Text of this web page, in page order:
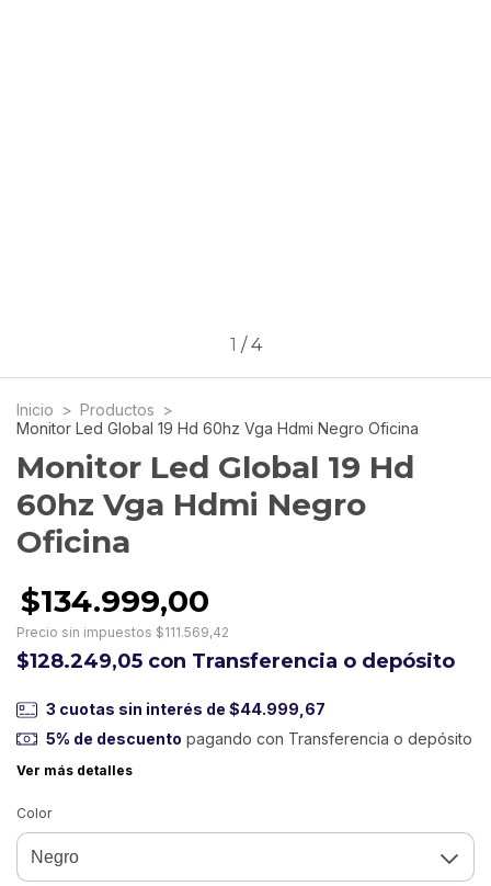
1 /4
Inicio > Productos >
Monitor Led Global 19 Hd 60hz Vga Hdmi Negro Oficina
Monitor Led Global 19 Hd
60hz Vga Hdmi Negro
Oficina
$134.999,00
Precio sin impuestos $111.569,42
$128.249,05 con Transferencia o depósito
3 cuotas sin interés de $44.999,67
5% de descuento pagando con Transferencia o depósito
Ver más detalles
Color